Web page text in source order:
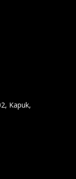
Kapuk,